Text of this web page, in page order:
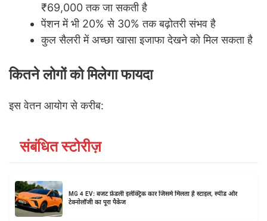
₹69,000 तक जा सकती है
पेंशन में भी 20% से 30% तक बढ़ोतरी संभव है
कुल सैलरी में अच्छा खासा इजाफा देखने को मिल सकता है
कितने लोगों को मिलेगा फायदा
इस वेतन आयोग से करीब:
संबंधित स्टोरीज़
MG 4 EV: बजट फ्रेंडली इलेक्ट्रिक कार जिसमें मिलता है स्टाइल, स्पीड और
टेक्नोलॉजी का पूरा पैकेज